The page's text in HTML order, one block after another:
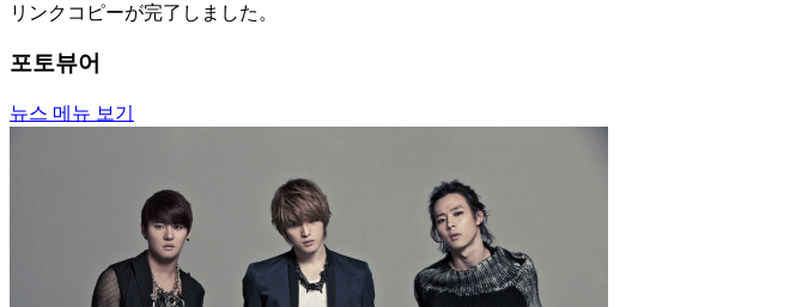
リンクコピーが完了しました。
포토뷰어
뉴스 메뉴 보기